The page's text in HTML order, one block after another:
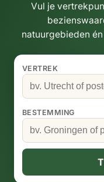
Vul je
natuurgebieden
VERTREK
BESTEMMING